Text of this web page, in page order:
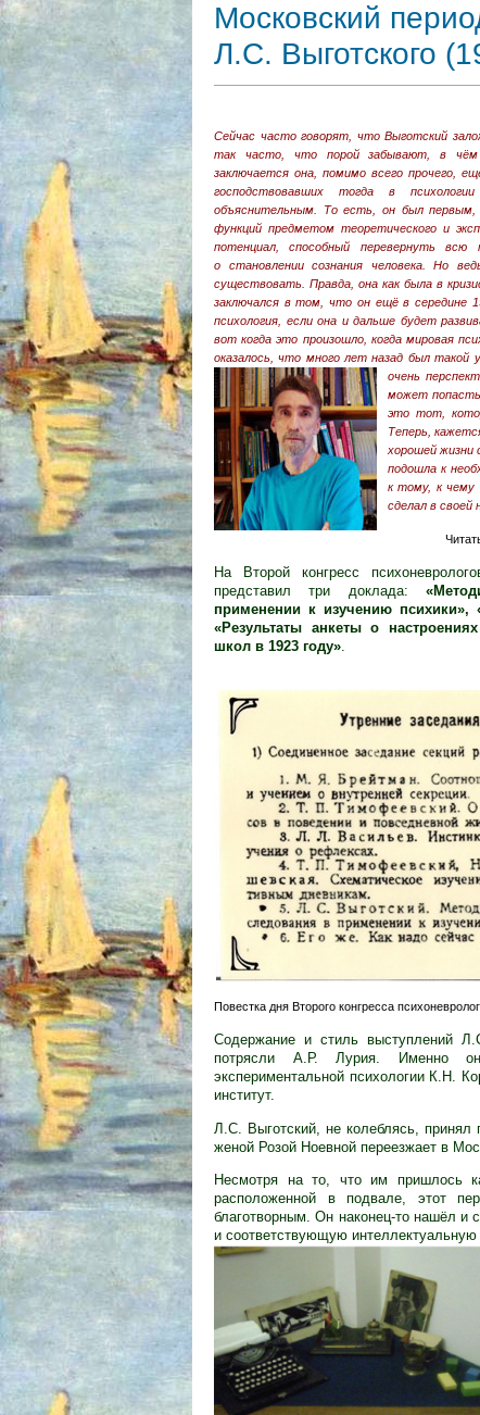
Московский
Л.С. Выготского
Сейчас часто говорят, что Выготский
так часто, что порой забывают, в чём
заключается она, помимо всего прочего,
господствовавших тогда в
объяснительным. То есть, он был первым,
функций предметом теоретического и
потенциал, способный перевернуть всю
о становлении сознания человека. Но
существовать. Правда, она как была в
заключался в том, что он ещё в середине
психология, если она и дальше будет
вот когда это произошло, когда мировая
оказалось, что много лет назад был такой
очень
может
это тот,
Теперь,
хорошей жизни
подошла к
к тому, к чему
сделал в своей
На Второй конгресс
представил три доклада:
применении к изучению психики»,
«Результаты анкеты о
школ в 1923 году»
Повестка дня Второго конгресса
Содержание и стиль выступлений
потрясли А.Р. Лурия. Именно он
экспериментальной психологии К.Н.
институт.
Л.С. Выготский, не колеблясь,
женой Розой Ноевной переезжает в
Несмотря на то, что им пришлось
расположенной в подвале, этот
благотворным. Он наконец-то нашёл и
и соответствующую интеллектуальную